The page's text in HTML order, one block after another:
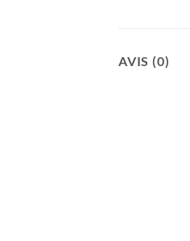
AVIS (0)